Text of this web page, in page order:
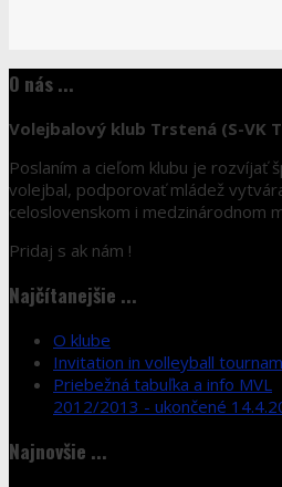
O nás ...
Volejbalový klub Trstená (S-VK
Poslaním a cieľom klubu je rozvíjať
volejbal, podporovať mládež
celoslovenskom i medzinárodnom
Pridaj s ak nám !
Najčítanejšie ...
O klube
Invitation in volleyball
Priebežná tabuľka a info MVL
2012/2013 - ukončené
Najnovšie ...